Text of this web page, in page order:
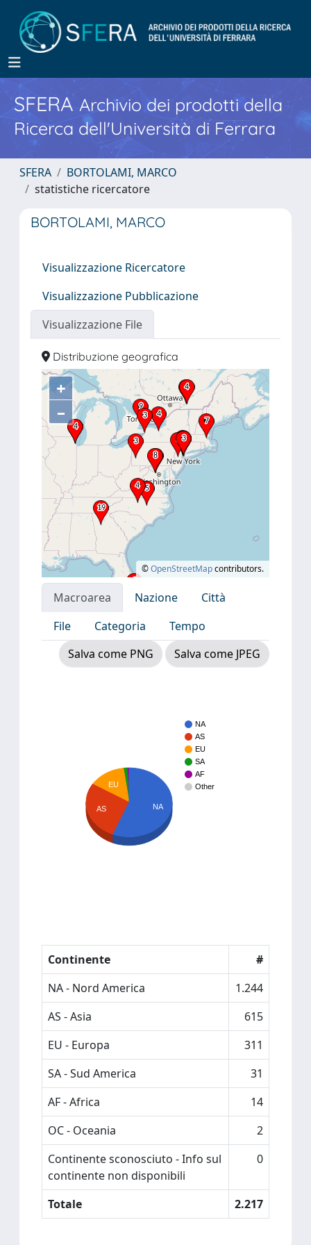
SFERA Archivio dei prodotti della
Ricerca dell'Università di Ferrara
SFERA
BORTOLAMI, MARCO
statistiche ricercatore
BORTOLAMI, MARCO
Visualizzazione Ricercatore
Visualizzazione Pubblicazione
Visualizzazione File
Distribuzione geografica
+
–
©OpenStreetMapcontributors.
Macroarea Nazione
Città
File
Categoria
Tempo
Salva come PNG
Salva come JPEG
NA
AS
EU
SA
AF
Other
EU
AS NA
Continente
#
NA - Nord America
1.244
AS - Asia
615
EU - Europa
311
SA - Sud America
31
AF - Africa
14
OC - Oceania
2
Continente sconosciuto - Info sul
continente non disponibili
0
Totale 2.217